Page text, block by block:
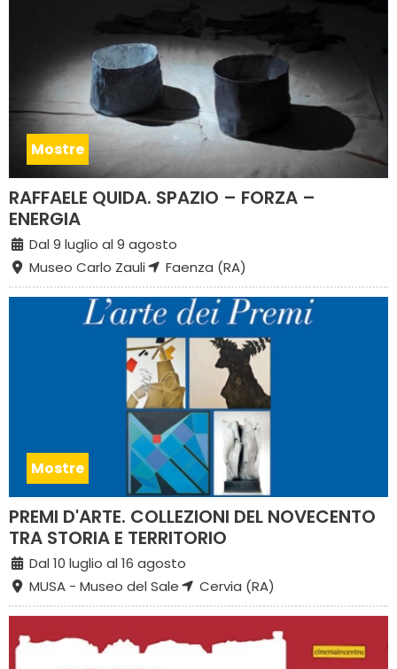
Mostre
RAFFAELE QUIDA. SPAZIO – FORZA –
ENERGIA
Dal 9 luglio al 9 agosto
Museo Carlo Zauli
Faenza (RA)
Mostre
PREMI D'ARTE. COLLEZIONI DEL NOVECENTO
TRA STORIA E TERRITORIO
Dal 10 luglio al 16 agosto
MUSA - Museo del Sale
Cervia (RA)